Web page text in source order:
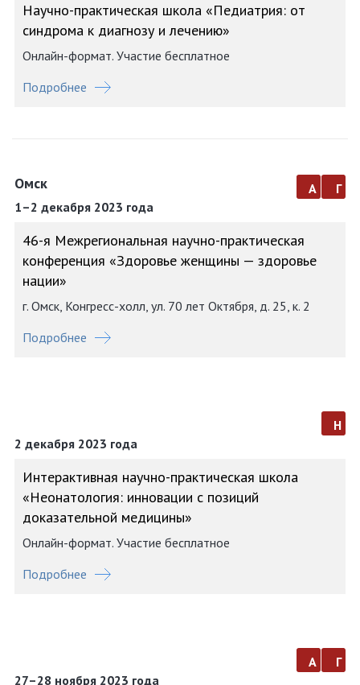
Научно-практическая школа «Педиатрия: от
синдрома к диагнозу и лечению»
Онлайн-формат. Участие бесплатное
Подробнее
Омск
1–2 декабря 2023 года
а г
46-я Межрегиональная научно-практическая
конференция «Здоровье женщины — здоровье
нации»
г. Омск, Конгресс-холл, ул. 70 лет Октября, д. 25, к. 2
Подробнее
2 декабря 2023 года
н
Интерактивная научно-практическая школа
«Неонатология: инновации с позиций
доказательной медицины»
Онлайн-формат. Участие бесплатное
Подробнее
27–28 ноября 2023 года
а г